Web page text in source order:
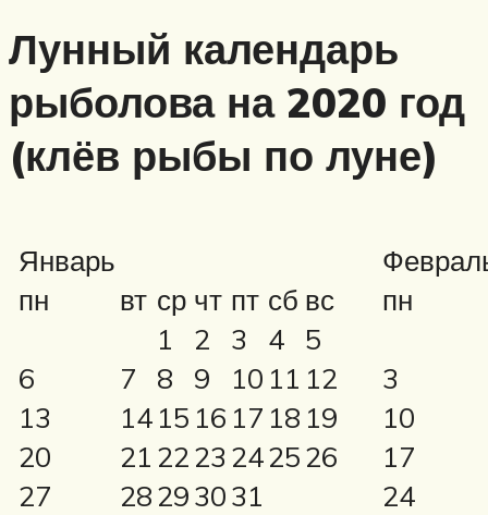
Лунный календарь
рыболова на 2020 год
(клёв рыбы по луне)
Январь
пн
вт ср чт пт сб вс
1
2 3 4
5
6
7 8 9 10 11 12
13
14 15 16 17 18 19
20
21 2223 242526
27
28293031
пн
3
10
17
24